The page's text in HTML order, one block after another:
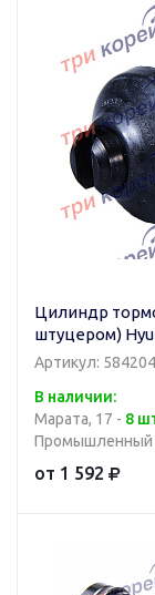
Цилиндр
штуцером)
Артикул:
В наличии:
Марата, 17 - 8
Промышленный
от 1 592